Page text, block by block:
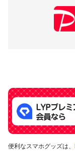
便利なスマホグッズは、